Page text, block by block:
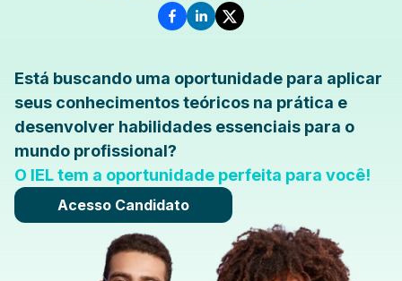
Está buscando uma oportunidade para aplicar
seus conhecimentos teóricos na prática e
desenvolver habilidades essenciais para o
mundo profissional?
O IEL tem a oportunidade perfeita para você!
Acesso Candidato